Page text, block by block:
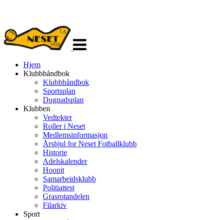
navigasjon
Hjem
Klubbhåndbok
Klubbhåndbok
Sportsplan
Dugnadsplan
Klubben
Vedtekter
Roller i Neset
Medlemsinformasjon
Årshjul for Neset Fotballklubb
Historie
Adelskalender
Hoopit
Samarbeidsklubb
Politiattest
Grasrotandelen
Filarkiv
Sport